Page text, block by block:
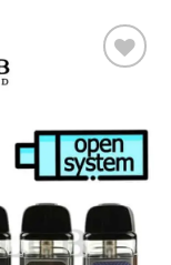
wishlist